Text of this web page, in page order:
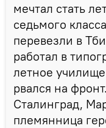
мечтал стать
седьмого
перевезли в
работал в
летное
рвался на
Сталинград,
племянница